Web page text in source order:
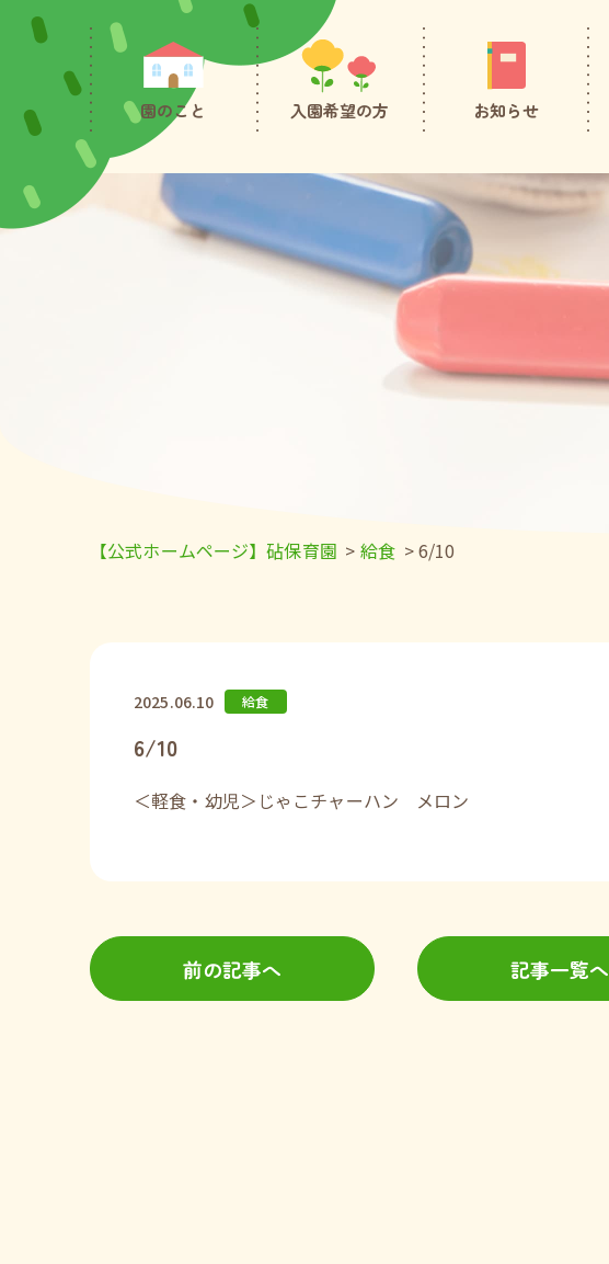
園のこと 入園希望の方 お知らせ
【公式ホームページ】砧保育園 > 給食 >6/10
2025.06.10 給食
6/10
＜軽食・幼児＞じゃこチャーハン メロン
前の記事へ 記事一覧へ